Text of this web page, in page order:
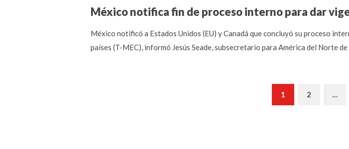
México notifica fin de proceso interno para dar
México notificó a Estados Unidos (EU) y Canadá que concluyó su proceso
países (T-MEC), informó Jesús Seade, subsecretario para América del Norte
1 2 …